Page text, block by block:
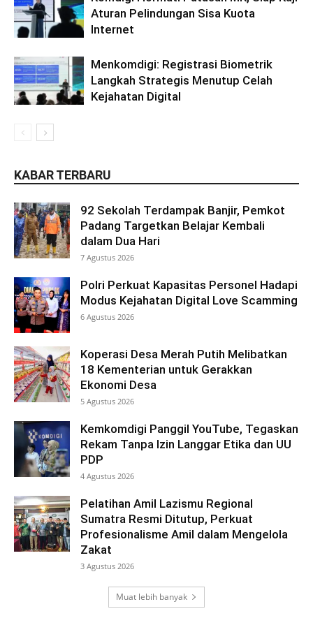
Aturan Pelindungan Sisa Kuota
Internet
Menkomdigi: Registrasi Biometrik
Langkah Strategis Menutup Celah
Kejahatan Digital
KABAR TERBARU
92 Sekolah Terdampak Banjir, Pemkot
Padang Targetkan Belajar Kembali
dalam Dua Hari
7 Agustus 2026
Polri Perkuat Kapasitas Personel Hadapi
Modus Kejahatan Digital Love Scamming
6 Agustus 2026
Koperasi Desa Merah Putih Melibatkan
18 Kementerian untuk Gerakkan
Ekonomi Desa
5 Agustus 2026
Kemkomdigi Panggil YouTube, Tegaskan
Rekam Tanpa Izin Langgar Etika dan UU
PDP
4 Agustus 2026
Pelatihan Amil Lazismu Regional
Sumatra Resmi Ditutup, Perkuat
Profesionalisme Amil dalam Mengelola
Zakat
3 Agustus 2026
Muat lebih banyak